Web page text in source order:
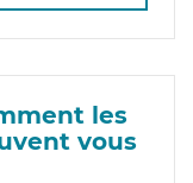
les
vous